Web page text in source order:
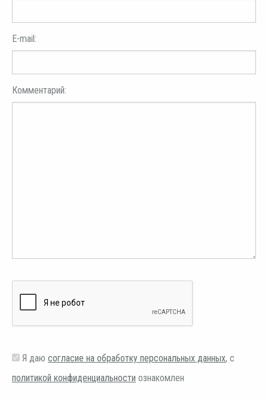
E-mail:
Комментарий:
Я даю согласие на обработку персональных данных, с
политикой конфиденциальности ознакомлен